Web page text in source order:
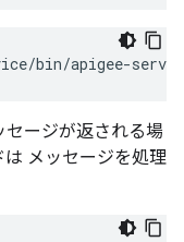
bin/apigee-
ージが返される場
は メッセージを処理